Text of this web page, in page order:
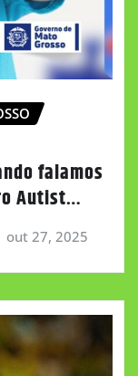
falamos
Autist…
out 27, 2025